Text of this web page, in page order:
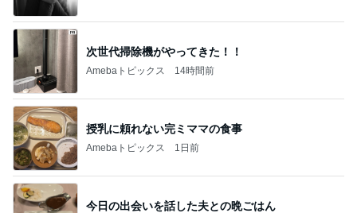
次世代掃除機がやってきた！！
Amebaトピックス 14時間前
授乳に頼れない完ミママの食事
Amebaトピックス 1日前
今日の出会いを話した夫との晩ごはん